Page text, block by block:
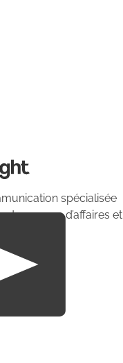
spécialisée
du voyage d’affaires et